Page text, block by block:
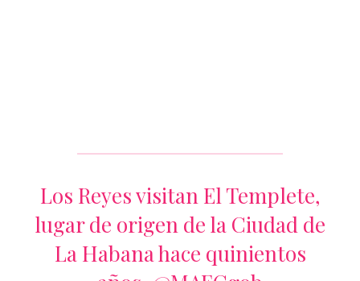
Los Reyes visitan El Templete,
lugar de origen de la Ciudad de
La Habana hace quinientos